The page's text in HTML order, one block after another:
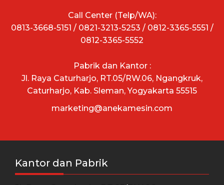
Call Center (Telp/WA):
0813-3668-5151 / 0821-3213-5253 / 0812-3365-5551 /
0812-3365-5552
Pabrik dan Kantor :
Jl. Raya Caturharjo, RT.05/RW.06, Ngangkruk,
Caturharjo, Kab. Sleman, Yogyakarta 55515
marketing@anekamesin.com
Kantor dan Pabrik